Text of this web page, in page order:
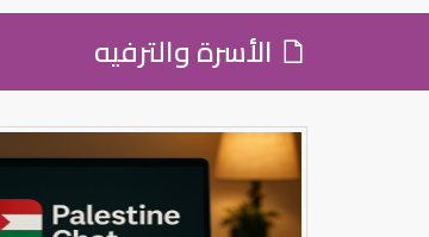
الأسرة والترفيه